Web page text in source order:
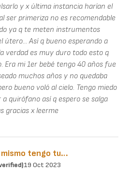
y x última instancia harían el
ser primeriza no es recomendable
ya q te meten instrumentos
útero... Así q bueno esperando a
verdad es muy duro todo esto q
Era mi 1er bebé tengo 40 años fue
muchos años y no quedaba
bueno voló al cielo. Tengo miedo
quirófano así q espero se salga
gracias x leerme
mismo tengo tu…
19 Oct 2023